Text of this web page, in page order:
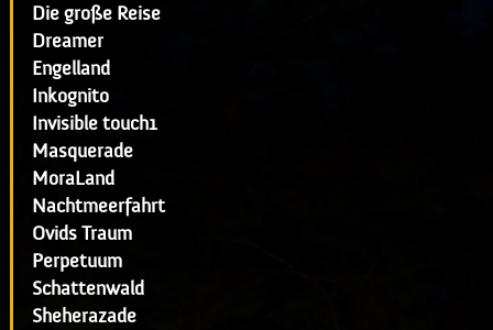
Die große Reise
Dreamer
Engelland
Inkognito
Invisible touch1
Masquerade
MoraLand
Nachtmeerfahrt
Ovids Traum
Perpetuum
Schattenwald
Sheherazade